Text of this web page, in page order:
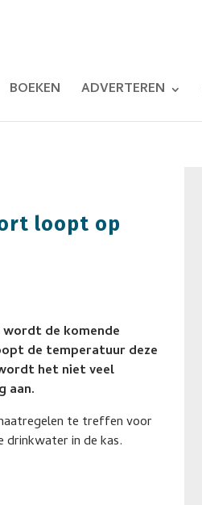
BOEKEN ADVERTEREN
loopt op
de komende
de temperatuur deze
het niet veel
aan.
te treffen voor
drinkwater in de kas.